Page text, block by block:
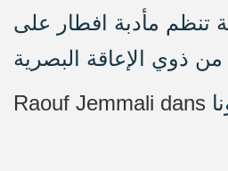
تنظم مأدبة افطار على
ذوي الإعاقة البصرية
Raouf Jemmali dans